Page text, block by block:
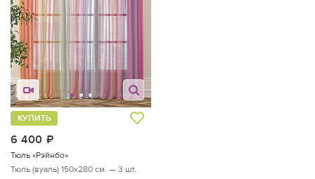
6 400
КУПИТЬ
Тюль «Рэйнбо»
Тюль (вуаль) 150х280 см. — 3 шт.